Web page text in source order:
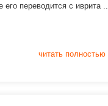
его переводится с иврита
читать полностью